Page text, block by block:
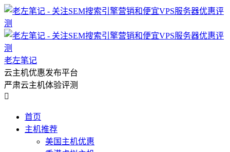
老左笔记
云主机优惠发布平台
严肃云主机体验评测

首页
主机推荐
美国主机优惠